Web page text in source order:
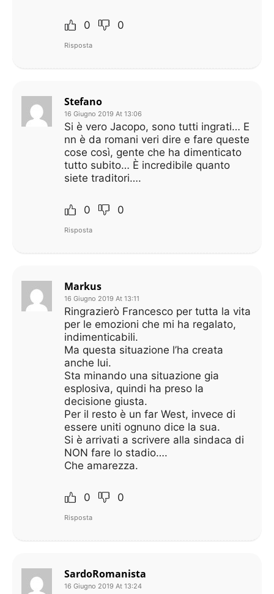
0 0
Risposta
Stefano
16 Giugno 2019 At 13:06
Si è vero Jacopo, sono tutti ingrati… E
nn è da romani veri dire e fare queste
cose così, gente che ha dimenticato
tutto subito… È incredibile quanto
siete traditori….
0 0
Risposta
Markus
16 Giugno 2019 At 13:11
Ringrazierò Francesco per tutta la vita
per le emozioni che mi ha regalato,
indimenticabili.
Ma questa situazione l’ha creata
anche lui.
Sta minando una situazione gia
esplosiva, quindi ha preso la
decisione giusta.
Per il resto è un far West, invece di
essere uniti ognuno dice la sua.
Si è arrivati a scrivere alla sindaca di
NON fare lo stadio….
Che amarezza.
0 0
Risposta
SardoRomanista
16 Giugno 2019 At 13:24